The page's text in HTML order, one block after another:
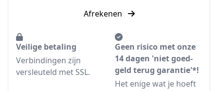
Afrekenen
Veilige betaling
Verbindingen zijn
versleuteld met SSL.
Geen risico met onze
14 dagen 'niet goed-
geld terug garantie'*!
Het enige wat je hoeft